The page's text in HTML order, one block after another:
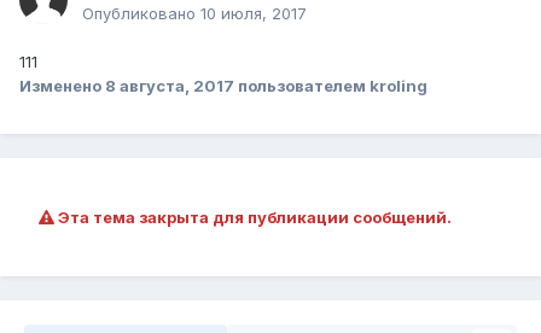
Опубликовано 10 июля, 2017
111
Изменено 8 августа, 2017 пользователем kroling
Эта тема закрыта для публикации сообщений.